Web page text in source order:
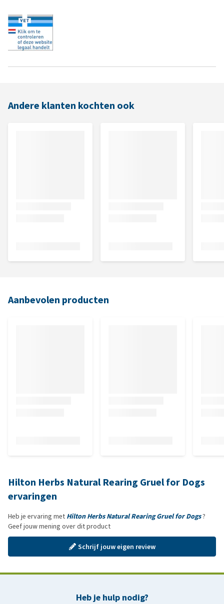
Andere klanten kochten ook
Aanbevolen producten
Hilton Herbs Natural Rearing Gruel for Dogs
ervaringen
Heb je ervaring met Hilton Herbs Natural Rearing Gruel for Dogs?
Geef jouw mening over dit product
Schrijf jouw eigen review
Heb je hulp nodig?